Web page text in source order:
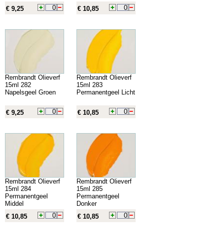
€ 9,25
€ 10,85
Rembrandt Olieverf
15ml 282
Napelsgeel Groen
€ 9,25
Rembrandt Olieverf
15ml 283
Permanentgeel Licht
€ 10,85
Rembrandt Olieverf
15ml 284
Permanentgeel
Middel
€ 10,85
Rembrandt Olieverf
15ml 285
Permanentgeel
Donker
€ 10,85